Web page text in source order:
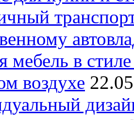
мебель в
воздухе